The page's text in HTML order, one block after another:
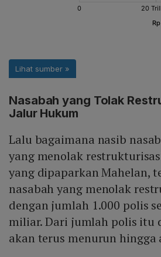
Nasabah yang Tolak
Jalur Hukum
Lalu bagaimana nasib
yang menolak
yang dipaparkan Mahelan,
nasabah yang menolak
dengan jumlah 1.000 polis
miliar. Dari jumlah polis itu
akan terus menurun hingga